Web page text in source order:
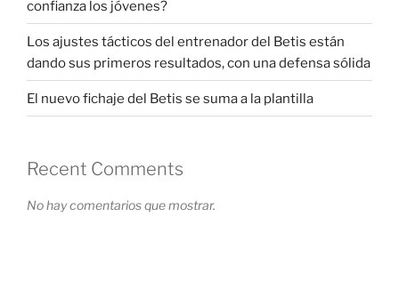
confianza los jóvenes?
Los ajustes tácticos del entrenador del Betis están
dando sus primeros resultados, con una defensa sólida
El nuevo fichaje del Betis se suma a la plantilla
Recent Comments
No hay comentarios que mostrar.